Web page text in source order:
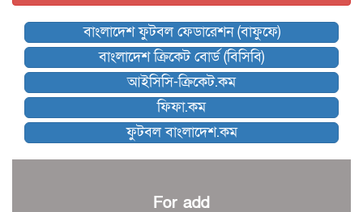
কিংস অ্যারেনায় ফাইনাল খেলবে না মোহামেডান!
কিউট-ডিআরইউ দাবায় মোরসালিন চ্যাম্পিয়ন
ব্রাদার্সকে হারিয়ে ফাইনালে মোহামেডান
নেইমারকে নিয়েই বিশ্বকাপে ব্রাজিলের প্রাথমিক স্কোয়াড
আর্জেন্টিনার ৫৫ সদস্যের প্রাথমিক দল ঘোষণা
পাকিস্তানের বিপক্ষে ঐতিহাসিক জয়ে ক্রীড়া প্রতিমন্ত্রীর অভিনন্দন
বাংলাদেশ ফুটবল ফেডারেশন (বাফুফে)
বাংলাদেশ ক্রিকেট বোর্ড (বিসিবি)
আইসিসি-ক্রিকেট.কম
ফিফা.কম
ফুটবল বাংলাদেশ.কম
For add